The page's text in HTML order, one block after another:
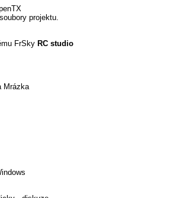
projektu.
FrSky RC studio
Mrázka